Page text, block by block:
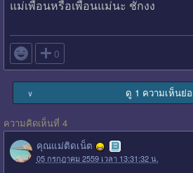
แม่เพื่อนหรือเพื่อนแม่นะ ชักงง
 0
∨ ดู 1 ความเห็นย่
ความคิดเห็นที่ 4
คุณแม่ติดเน็ต
05 กรกฎาคม 2559 เวลา 13:31:32 น.